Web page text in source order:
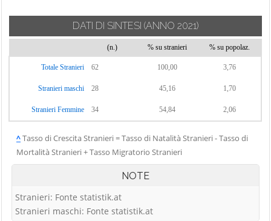
DATI DI SINTESI (ANNO 2021)
(n.) % su stranieri % su popolaz.
Totale Stranieri 62 100,00 3,76
Stranieri maschi 28 45,16 1,70
Stranieri Femmine 34 54,84 2,06
^Tasso di Crescita Stranieri = Tasso di Natalità Stranieri - Tasso di
Mortalità Stranieri + Tasso Migratorio Stranieri
NOTE
Stranieri: Fonte statistik.at
Stranieri maschi: Fonte statistik.at